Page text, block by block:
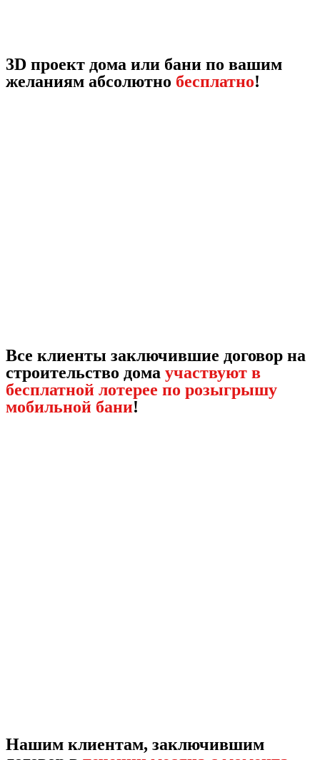
3D проект дома или бани по вашим
желаниям абсолютно бесплатно!
Все клиенты заключившие договор на
строительство дома участвуют в
бесплатной лотерее по розыгрышу
мобильной бани!
Нашим клиентам, заключившим